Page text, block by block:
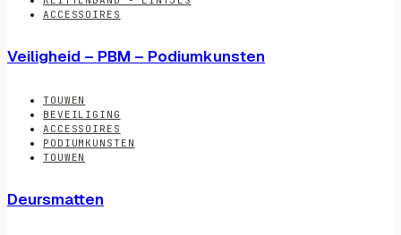
ACCESSOIRES
Veiligheid – PBM – Podiumkunsten
TOUWEN
BEVEILIGING
ACCESSOIRES
PODIUMKUNSTEN
TOUWEN
Deursmatten